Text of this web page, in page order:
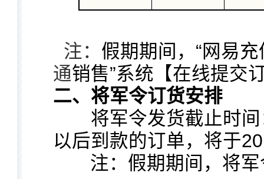
注： 假期期间，“网易
通销售”系统【在线提交
二、将军令订货安排
将军令发货截止时间
以后到款的订单，将于
注：假期期间，将军